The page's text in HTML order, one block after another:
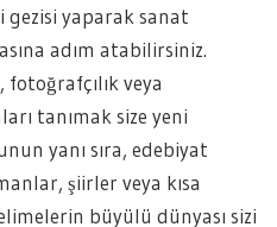
gezisi yaparak sanat
adım atabilirsiniz.
veya
tanımak size yeni
yanı sıra, edebiyat
şiirler veya kısa
büyülü dünyası sizi